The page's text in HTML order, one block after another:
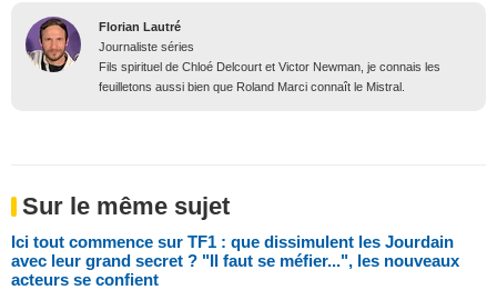
Florian Lautré
Journaliste séries
Fils spirituel de Chloé Delcourt et Victor Newman, je connais les
feuilletons aussi bien que Roland Marci connaît le Mistral.
Sur le même sujet
Ici tout commence sur TF1 : que dissimulent les Jourdain
avec leur grand secret ? "Il faut se méfier...", les nouveaux
acteurs se confient